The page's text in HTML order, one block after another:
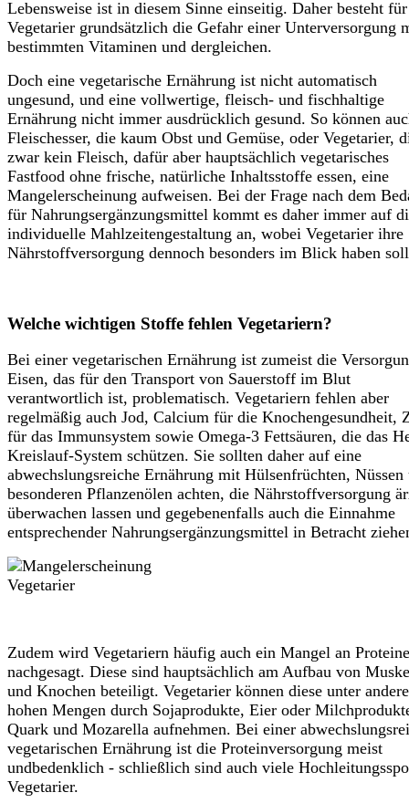
Lebensweise ist in diesem Sinne einseitig. Daher besteht für
Vegetarier grundsätzlich die Gefahr einer Unterversorgung
bestimmten Vitaminen und dergleichen.
Doch eine vegetarische Ernährung ist nicht automatisch
ungesund, und eine vollwertige, fleisch- und fischhaltige
Ernährung nicht immer ausdrücklich gesund. So können
Fleischesser, die kaum Obst und Gemüse, oder Vegetarier,
zwar kein Fleisch, dafür aber hauptsächlich vegetarisches
Fastfood ohne frische, natürliche Inhaltsstoffe essen, eine
Mangelerscheinung aufweisen. Bei der Frage nach dem
für Nahrungsergänzungsmittel kommt es daher immer auf
individuelle Mahlzeitengestaltung an, wobei Vegetarier ihre
Nährstoffversorgung dennoch besonders im Blick haben
Welche wichtigen Stoffe fehlen Vegetariern?
Bei einer vegetarischen Ernährung ist zumeist die
Eisen, das für den Transport von Sauerstoff im Blut
verantwortlich ist, problematisch. Vegetariern fehlen aber
regelmäßig auch Jod, Calcium für die Knochengesundheit,
für das Immunsystem sowie Omega-3 Fettsäuren, die das
Kreislauf-System schützen. Sie sollten daher auf eine
abwechslungsreiche Ernährung mit Hülsenfrüchten, Nüssen
besonderen Pflanzenölen achten, die Nährstoffversorgung
überwachen lassen und gegebenenfalls auch die Einnahme
entsprechender Nahrungsergänzungsmittel in Betracht
Zudem wird Vegetariern häufig auch ein Mangel an
nachgesagt. Diese sind hauptsächlich am Aufbau von
und Knochen beteiligt. Vegetarier können diese unter
hohen Mengen durch Sojaprodukte, Eier oder
Quark und Mozarella aufnehmen. Bei einer
vegetarischen Ernährung ist die Proteinversorgung meist
undbedenklich - schließlich sind auch viele
Vegetarier.